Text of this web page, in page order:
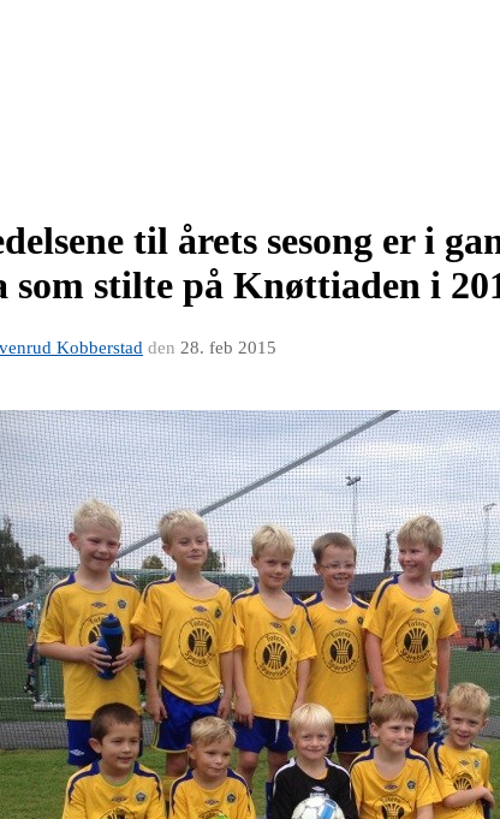
til årets sesong er i
som stilte på Knøttiaden i
Kobberstad den 28. feb 2015